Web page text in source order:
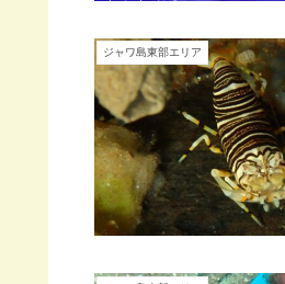
ジャワ島東部エリア